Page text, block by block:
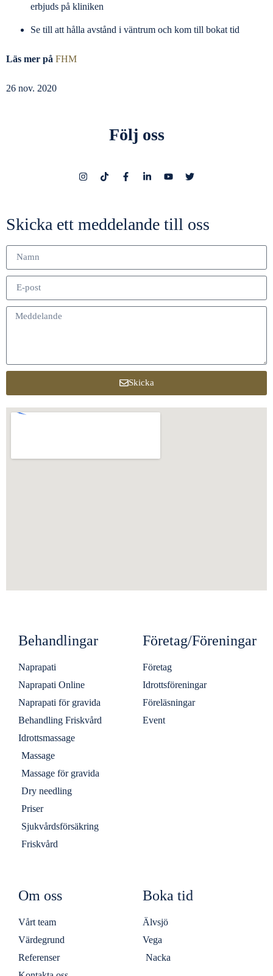
erbjuds på kliniken
Se till att hålla avstånd i väntrum och kom till bokat tid
Läs mer på FHM
26 nov. 2020
Följ oss
Skicka ett meddelande till oss
Skicka
Behandlingar
Naprapati
Naprapati Online
Naprapati för gravida
Behandling Friskvård
Idrottsmassage
Massage
Massage för gravida
Dry needling
Priser
Sjukvårdsförsäkring
Friskvård
Företag/Föreningar
Företag
Idrottsföreningar
Föreläsningar
Event
Om oss
Vårt team
Värdegrund
Referenser
Boka tid
Älvsjö
Vega
Nacka